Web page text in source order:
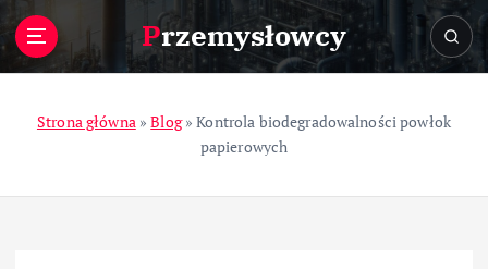
Przemysłowcy
Strona główna»Blog»Kontrola biodegradowalności powłok
papierowych